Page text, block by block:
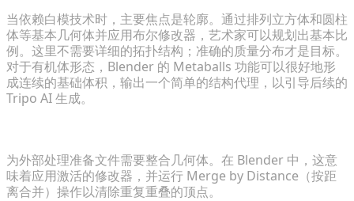
当依赖白模技术时，主要焦点是轮廓。通过排列立方体和圆柱
体等基本几何体并应用布尔修改器，艺术家可以规划出基本比
例。这里不需要详细的拓扑结构；准确的质量分布才是目标。
对于有机体形态，Blender 的 Metaballs 功能可以很好地形
成连续的基础体积，输出一个简单的结构代理，以引导后续的
Tripo AI 生成。
为外部处理准备文件需要整合几何体。在 Blender 中，这意
味着应用激活的修改器，并运行 Merge by Distance（按距
离合并）操作以清除重复重叠的顶点。